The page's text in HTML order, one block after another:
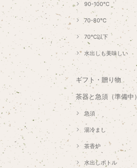
90-100℃
70-80℃
70℃以下
水出しも美味しい
ギフト・贈り物
茶器と急須（準備中）
急須
湯冷まし
茶香炉
水出しボトル